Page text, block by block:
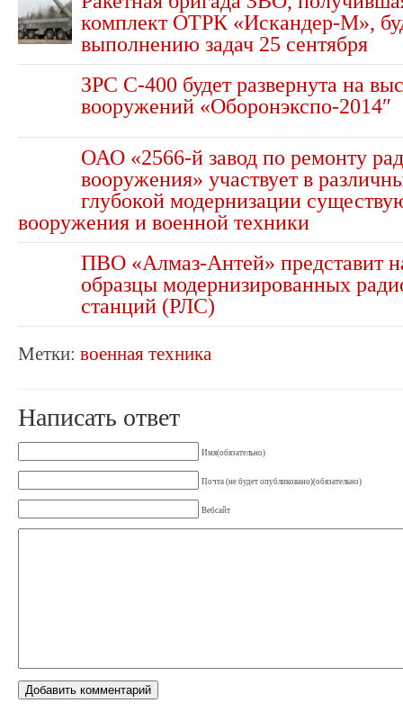
комплект ОТРК «Искандер-М»,
выполнению задач 25 сентября
ЗРС С-400 будет развернута на
вооружений «Оборонэкспо-2014″
ОАО «2566-й завод по ремонту
вооружения» участвует в
глубокой модернизации
вооружения и военной техники
ПВО «Алмаз-Антей» представит
образцы модернизированных
станций (РЛС)
Метки: военная техника
Написать ответ
Имя(обязательно)
Почта (не будет опубликовано)(обязательно)
Вебсайт